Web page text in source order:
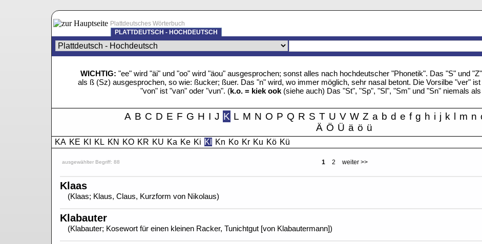
Plattdeutsches Wörterbuch
PLATTDEUTSCH - HOCHDEUTSCH
WICHTIG: "ee" wird "äi" und "oo" wird "äou" ausgesprochen; sonst alles nach hochdeutscher "Phonetik". Das "S" und
als ß (Sz) ausgesprochen, so wie: ßucker; ßuer. Das "n" wird, wo immer möglich, sehr nasal betont. Die Vorsilbe "ver"
"von" ist "van" oder "vun". (k.o. = kiek ook(siehe auch) Das "St", "Sp", "Sl", "Sm" und "Sn" niemals
A B C D E F G H I J K L M N O P Q R S T U V W Z a b d e f g h i j k l m n
Ä Ö Ü ä ö ü
KA KE KI KL KN KO KR KU Ka Ke Ki Kl Kn Ko Kr Ku Kö Kü
ausgewählter Begriff: 88 1 2 weiter >>
Klaas
(Klaas; Klaus, Claus, Kurzform von Nikolaus)
Klabauter
(Klabauter; Kosewort für einen kleinen Racker, Tunichtgut [von Klabautermann])